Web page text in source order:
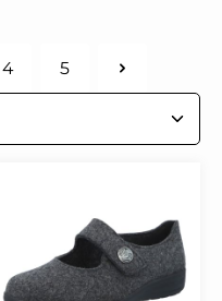
Seite
4
Seite
5